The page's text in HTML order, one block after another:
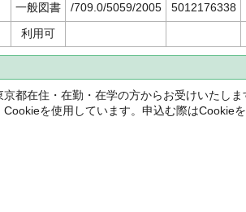
一般図書 /709.0/5059/2005
5012176338
利用可
京都在住・在勤・在学の方からお受けいたしま
を使用しています。申込む際はCookie